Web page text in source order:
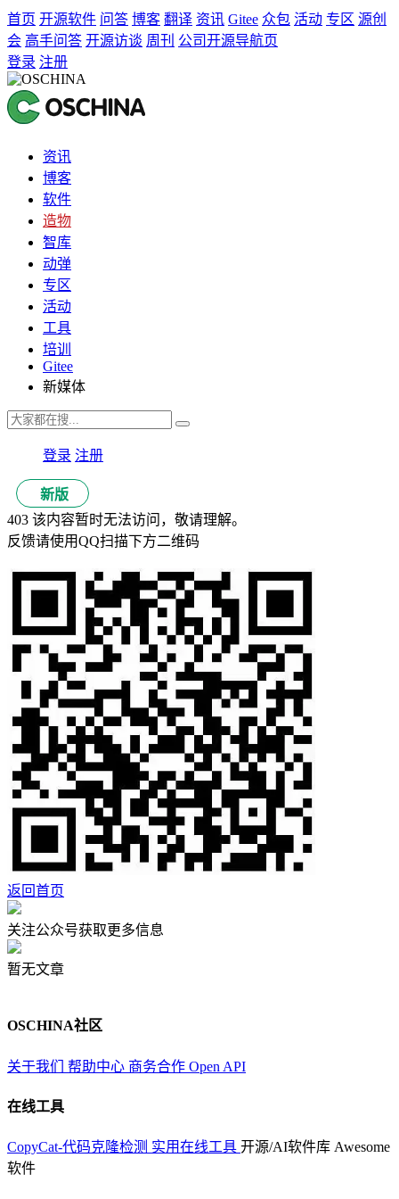
首页 开源软件 问答 博客 翻译 资讯 Gitee 众包 活动 专区 源创
会 高手问答 开源访谈 周刊 公司开源导航页
登录 注册
资讯
博客
软件
造物
智库
动弹
专区
活动
工具
培训
Gitee
新媒体
登录 注册
新版
403 该内容暂时无法访问，敬请理解。
反馈请使用QQ扫描下方二维码
返回首页
关注公众号获取更多信息
暂无文章
OSCHINA社区
关于我们 帮助中心 商务合作 Open API
在线工具
CopyCat-代码克隆检测 实用在线工具 开源/AI软件库 Awesome
软件